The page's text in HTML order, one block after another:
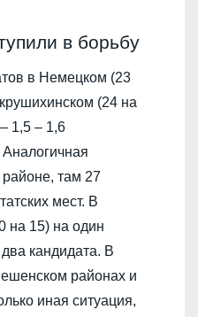
в борьбу
в Немецком (23
(24 на
1,5 – 1,6
там 27
мест. В
на 15) на один
кандидата. В
районах и
иная ситуация,